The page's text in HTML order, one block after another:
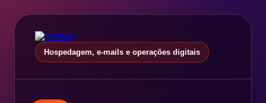
Hospedagem, e-mails e operações digitais